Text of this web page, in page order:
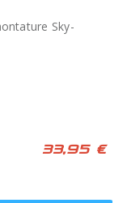
Sky-
33,95 €